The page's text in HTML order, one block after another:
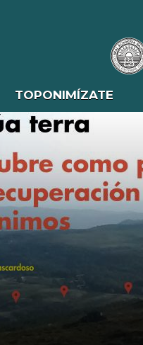
TOPONIMÍZATE